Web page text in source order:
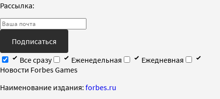
Рассылка:
Подписаться
Все сразу
Еженедельная
Ежедневная
Новости Forbes Games
Наименование издания: forbes.ru